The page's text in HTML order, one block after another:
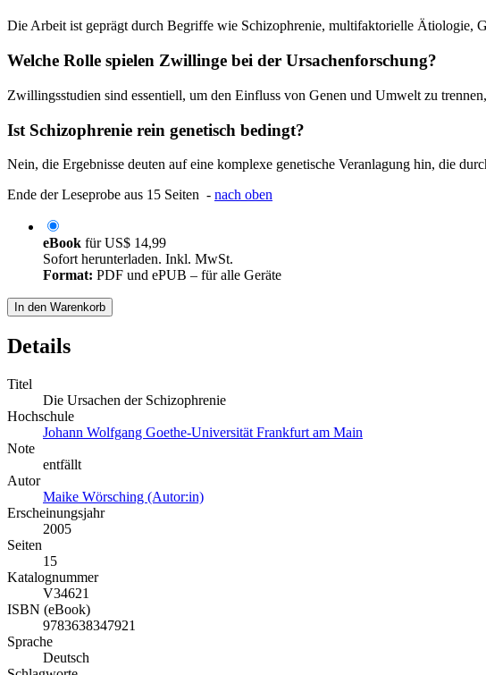
Die Arbeit ist geprägt durch Begriffe wie Schizophrenie, multifaktorielle Ätiologie,
Welche Rolle spielen Zwillinge bei der Ursachenforschung?
Zwillingsstudien sind essentiell, um den Einfluss von Genen und Umwelt zu
Ist Schizophrenie rein genetisch bedingt?
Nein, die Ergebnisse deuten auf eine komplexe genetische Veranlagung hin, die
Ende der Leseprobe aus 15 Seiten - nach oben
eBook fürUS$ 14,99
Sofort herunterladen. Inkl. MwSt.
Format: PDF und ePUB – für alle Geräte
In den Warenkorb
Details
Titel
Die Ursachen der Schizophrenie
Hochschule
Johann Wolfgang Goethe-Universität Frankfurt am Main
Note
entfällt
Autor
Maike Wörsching (Autor:in)
Erscheinungsjahr
2005
Seiten
15
Katalognummer
V34621
ISBN (eBook)
9783638347921
Sprache
Deutsch